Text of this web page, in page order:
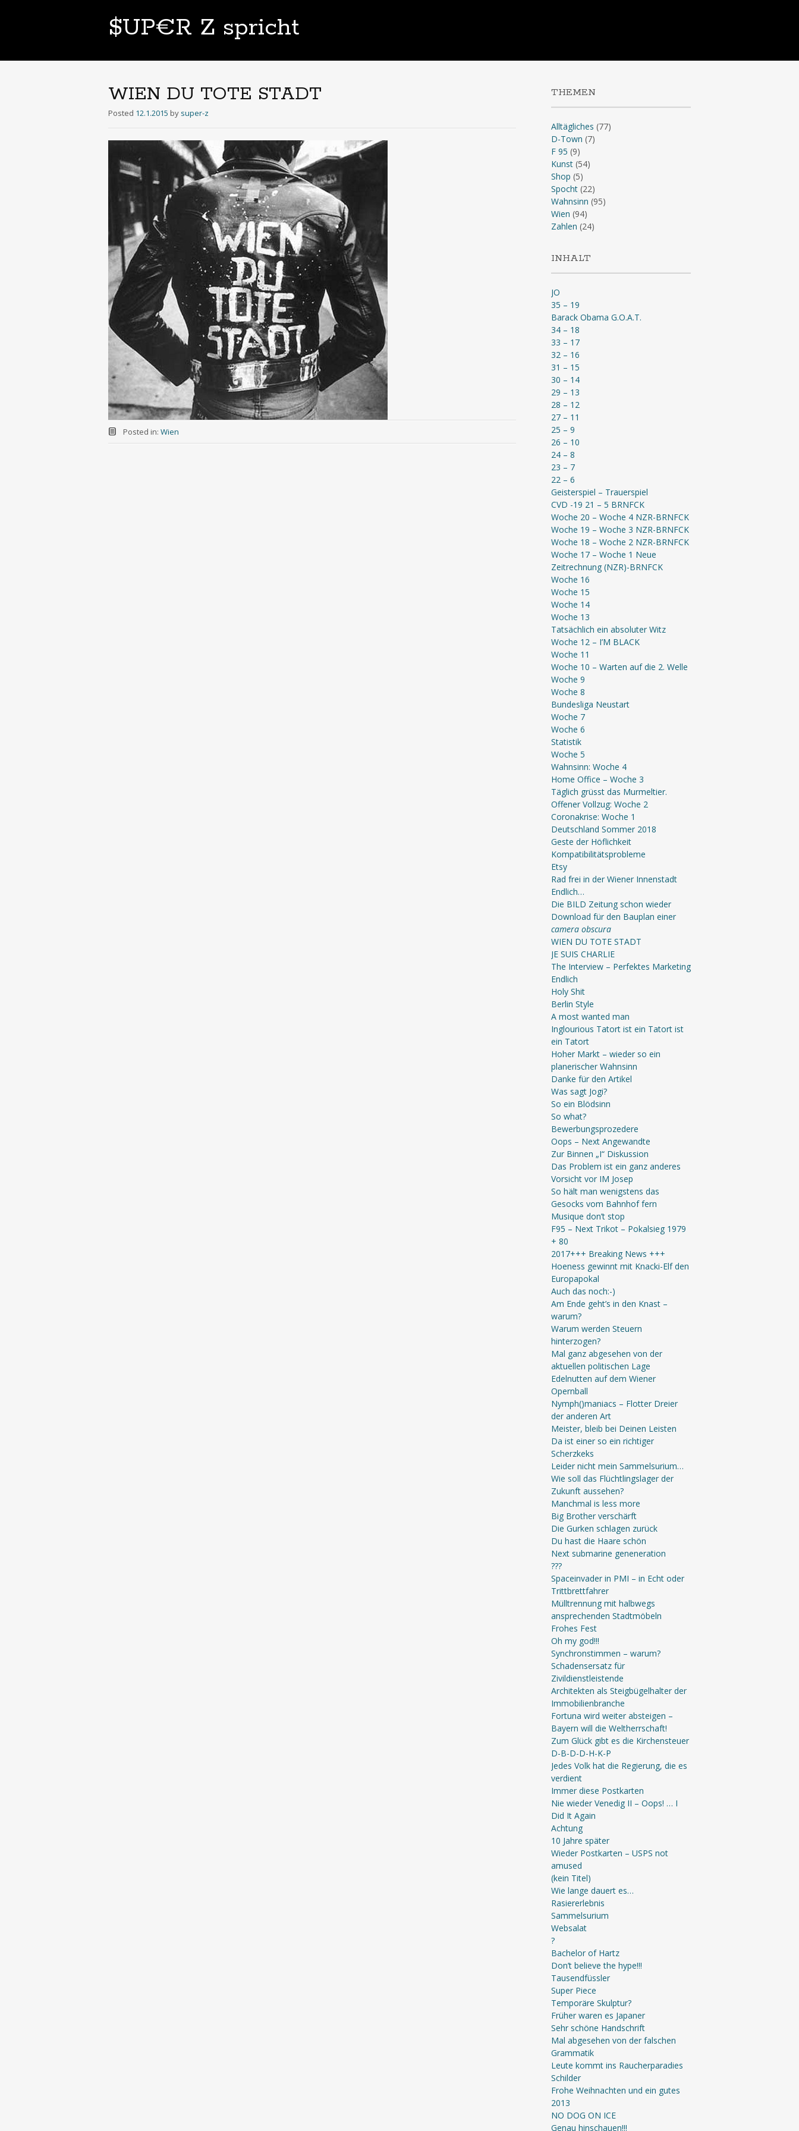
$UP€R Z spricht
content
WIEN DU TOTE STADT
Posted 12.1.2015 by super-z
Posted in: Wien
THEMEN
Alltägliches (77)
D-Town (7)
F 95 (9)
Kunst(54)
Shop (5)
Spocht(22)
Wahnsinn (95)
Wien (94)
Zahlen (24)
INHALT
JO
35 – 19
Barack Obama G.O.A.T.
34 – 18
33 – 17
32 – 16
31 – 15
30 – 14
29 – 13
28 – 12
27 – 11
25 – 9
26 – 10
24 – 8
23 – 7
22 – 6
Geisterspiel – Trauerspiel
CVD -19 21 – 5 BRNFCK
Woche 20 – Woche 4 NZR-BRNFCK
Woche 19 – Woche 3 NZR-BRNFCK
Woche 18 – Woche 2 NZR-BRNFCK
Woche 17 – Woche 1 Neue
Zeitrechnung (NZR)-BRNFCK
Woche 16
Woche 15
Woche 14
Woche 13
Tatsächlich ein absoluter Witz
Woche 12 – I’M BLACK
Woche 11
Woche 10 – Warten auf die 2. Welle
Woche 9
Woche 8
Bundesliga Neustart
Woche 7
Woche 6
Statistik
Woche 5
Wahnsinn: Woche 4
Home Office – Woche 3
Täglich grüsst das Murmeltier.
Offener Vollzug: Woche 2
Coronakrise: Woche 1
Deutschland Sommer 2018
Geste der Höflichkeit
Kompatibilitätsprobleme
Etsy
Rad frei in der Wiener Innenstadt
Endlich…
Die BILD Zeitung schon wieder
Download für den Bauplan einer
camera obscura
WIEN DU TOTE STADT
JE SUIS CHARLIE
The Interview – Perfektes Marketing
Endlich
Holy Shit
Berlin Style
A most wanted man
Inglourious Tatort ist ein Tatort ist
ein Tatort
Hoher Markt – wieder so ein
planerischer Wahnsinn
Danke für den Artikel
Was sagt Jogi?
So ein Blödsinn
So what?
Bewerbungsprozedere
Oops – Next Angewandte
Zur Binnen „I“ Diskussion
Das Problem ist ein ganz anderes
Vorsicht vor IM Josep
So hält man wenigstens das
Gesocks vom Bahnhof fern
Musique don’t stop
F95 – Next Trikot – Pokalsieg 1979
+ 80
2017+++ Breaking News +++
Hoeness gewinnt mit Knacki-Elf den
Europapokal
Auch das noch:-)
Am Ende geht’s in den Knast –
warum?
Warum werden Steuern
hinterzogen?
Mal ganz abgesehen von der
aktuellen politischen Lage
Edelnutten auf dem Wiener
Opernball
Nymph()maniacs – Flotter Dreier
der anderen Art
Meister, bleib bei Deinen Leisten
Da ist einer so ein richtiger
Scherzkeks
Leider nicht mein Sammelsurium…
Wie soll das Flüchtlingslager der
Zukunft aussehen?
Manchmal is less more
Big Brother verschärft
Die Gurken schlagen zurück
Du hast die Haare schön
Next submarine geneneration
???
Spaceinvader in PMI – in Echt oder
Trittbrettfahrer
Mülltrennung mit halbwegs
ansprechenden Stadtmöbeln
Frohes Fest
Oh my god!!!
Synchronstimmen – warum?
Schadensersatz für
Zivildienstleistende
Architekten als Steigbügelhalter der
Immobilienbranche
Fortuna wird weiter absteigen –
Bayern will die Weltherrschaft!
Zum Glück gibt es die Kirchensteuer
D-B-D-D-H-K-P
Jedes Volk hat die Regierung, die es
verdient
Immer diese Postkarten
Nie wieder Venedig II – Oops! … I
Did It Again
Achtung
10 Jahre später
Wieder Postkarten – USPS not
amused
(kein Titel)
Wie lange dauert es…
Rasiererlebnis
Sammelsurium
Websalat
?
Bachelor of Hartz
Don’t believe the hype!!!
Tausendfüssler
Super Piece
Temporäre Skulptur?
Früher waren es Japaner
Sehr schöne Handschrift
Mal abgesehen von der falschen
Grammatik
Leute kommt ins Raucherparadies
Schilder
Frohe Weihnachten und ein gutes
2013
NO DOG ON ICE
Genau hinschauen!!!